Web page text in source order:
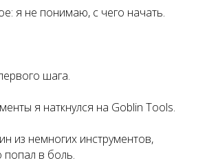
я не понимаю, с чего начать.
шага.
я наткнулся на Goblin Tools.
из немногих инструментов,
попал в боль.